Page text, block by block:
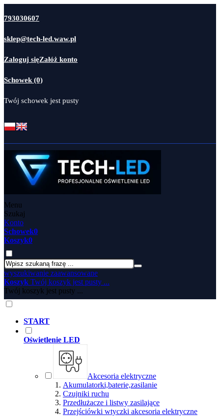
793030607
sklep@tech-led.waw.pl
Zaloguj sięZałóż konto
Schowek (0)
Twój schowek jest pusty
Menu
Szukaj
Konto
Schowek0
Koszyk0
wyszukiwanie zaawansowane
Koszyk Twój koszyk jest pusty ...
Twój koszyk jest pusty ...
START
Oświetlenie LED
Akcesoria elektryczne
Akumulatorki,baterie,zasilanie
Czujniki ruchu
Przedłużacze i listwy zasilające
Przejściówki wtyczki akcesoria elektryczne